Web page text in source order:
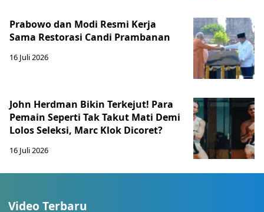
Prabowo dan Modi Resmi Kerja
Sama Restorasi Candi Prambanan
16 Juli 2026
John Herdman Bikin Terkejut! Para
Pemain Seperti Tak Takut Mati Demi
Lolos Seleksi, Marc Klok Dicoret?
16 Juli 2026
Video Terbaru